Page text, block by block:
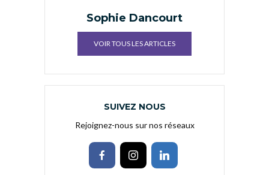
Sophie Dancourt
VOIR TOUS LES ARTICLES
SUIVEZ NOUS
Rejoignez-nous sur nos réseaux